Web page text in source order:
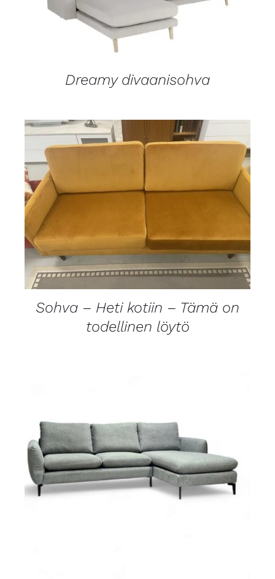
Dreamy divaanisohva
LISÄTIEDOT
Sohva – Heti kotiin – Tämä on
todellinen löytö
LISÄTIEDOT